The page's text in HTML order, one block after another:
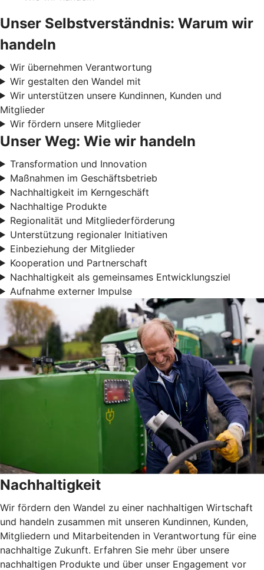
Unser Selbstverständnis: Warum wir
handeln
Wir übernehmen Verantwortung
Wir gestalten den Wandel mit
Wir unterstützen unsere Kundinnen, Kunden und
Mitglieder
Wir fördern unsere Mitglieder
Unser Weg: Wie wir handeln
Transformation und Innovation
Maßnahmen im Geschäftsbetrieb
Nachhaltigkeit im Kerngeschäft
Nachhaltige Produkte
Regionalität und Mitgliederförderung
Unterstützung regionaler Initiativen
Einbeziehung der Mitglieder
Kooperation und Partnerschaft
Nachhaltigkeit als gemeinsames Entwicklungsziel
Aufnahme externer Impulse
Nachhaltigkeit
Wir fördern den Wandel zu einer nachhaltigen Wirtschaft
und handeln zusammen mit unseren Kundinnen, Kunden,
Mitgliedern und Mitarbeitenden in Verantwortung für eine
nachhaltige Zukunft. Erfahren Sie mehr über unsere
nachhaltigen Produkte und über unser Engagement vor